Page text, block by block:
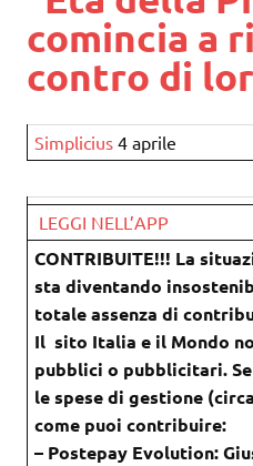
comincia a
contro di
Simplicius4 aprile
LEGGI NELL’APP
CONTRIBUITE!!! La
sta diventando
totale assenza di
Il sito Italia e il Mondo
pubblici o pubblicitari.
le spese di gestione
come puoi contribuire:
– Postepay Evolution: